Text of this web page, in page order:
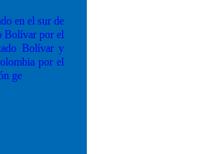
en el sur de
Bolívar por el
Bolívar y
por el
ge